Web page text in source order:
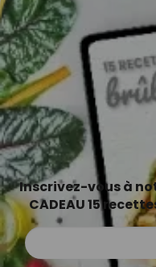
Inscrivez-vous à
CADEAU 15